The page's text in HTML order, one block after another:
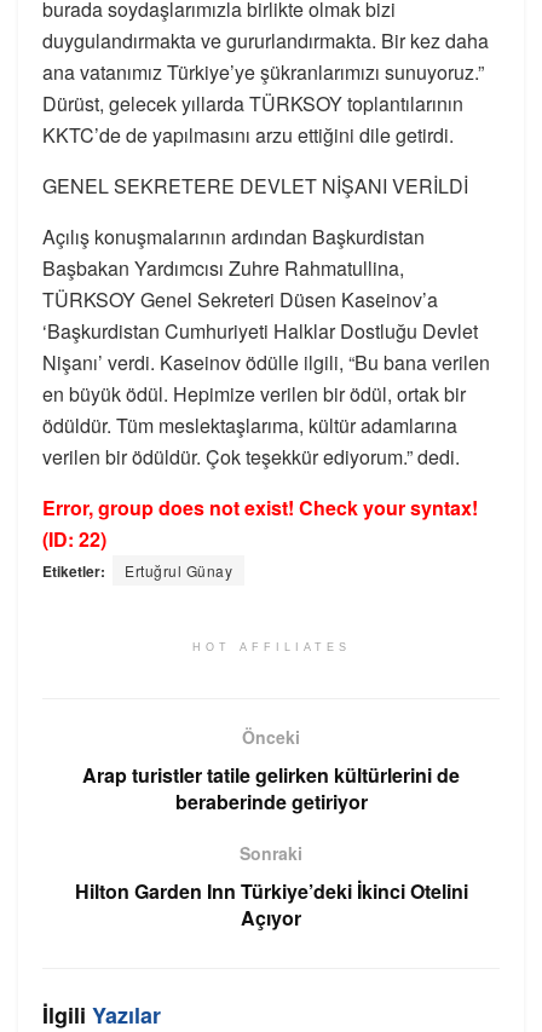
burada soydaşlarımızla birlikte olmak bizi
duygulandırmakta ve gururlandırmakta. Bir kez daha
ana vatanımız Türkiye’ye şükranlarımızı sunuyoruz.”
Dürüst, gelecek yıllarda TÜRKSOY toplantılarının
KKTC’de de yapılmasını arzu ettiğini dile getirdi.
GENEL SEKRETERE DEVLET NİŞANI VERİLDİ
Açılış konuşmalarının ardından Başkurdistan
Başbakan Yardımcısı Zuhre Rahmatullina,
TÜRKSOY Genel Sekreteri Düsen Kaseinov’a
‘Başkurdistan Cumhuriyeti Halklar Dostluğu Devlet
Nişanı’ verdi. Kaseinov ödülle ilgili, “Bu bana verilen
en büyük ödül. Hepimize verilen bir ödül, ortak bir
ödüldür. Tüm meslektaşlarıma, kültür adamlarına
verilen bir ödüldür. Çok teşekkür ediyorum.” dedi.
Error, group does not exist! Check your syntax!
(ID: 22)
Etiketler: Ertuğrul Günay
HOT AFFILIATES
Önceki
Arap turistler tatile gelirken kültürlerini de
beraberinde getiriyor
Sonraki
Hilton Garden Inn Türkiye’deki İkinci Otelini
Açıyor
İlgili Yazılar